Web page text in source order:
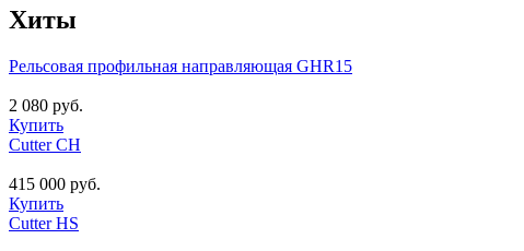
Хиты
Рельсовая профильная направляющая GHR15
2 080 руб.
Купить
Cutter CH
415 000 руб.
Купить
Cutter HS